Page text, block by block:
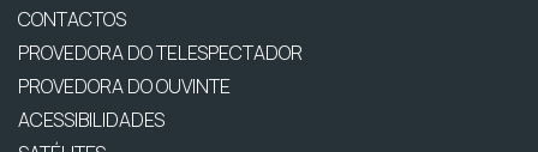
CONTACTOS
PROVEDORA DO TELESPECTADOR
PROVEDORA DO OUVINTE
ACESSIBILIDADES